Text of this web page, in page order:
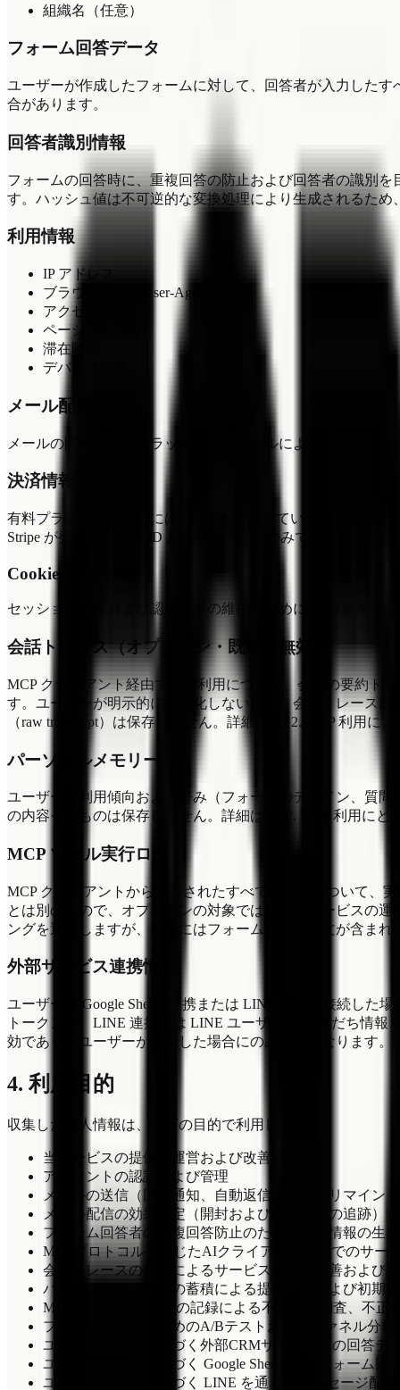
組織名（任意）
フォーム回答データ
ユーザーが作成したフォームに対して、回答者が入力した
合があります。
回答者識別情報
フォームの回答時に、重複回答の防止および回答者の識別
す。ハッシュ値は不可逆的な変換処理により生成されるた
利用情報
IP アドレス
ブラウザ情報（User-Agent）
アクセス日時
ページ閲覧履歴
滞在時間
デバイス情報
メール配信情報
メールの開封日時（トラッキングピクセルによる検知）、
決済情報
有料プランのお支払いには Stripe を利用しています。クレ
Stripe が発行する顧客 ID および決済履歴のみです。
Cookie
セッション管理および認証状態の維持のために Cookie を使
会話トレース（オプトイン・既定は無効）
MCP クライアント経由でのご利用について、会話の要約ト
す。ユーザーが明示的に有効化しない限り、会話トレース
（raw transcript）は保存しません。詳細は「12. MCP 利用に
パーソナルメモリー
ユーザーの利用傾向および好み（フォームのデザイン、質
の内容そのものは保存しません。詳細は「12. MCP 利用にと
MCP ツール実行ログ
MCP クライアントから実行されたすべての操作について、
とは別のもので、オプトインの対象ではなく、サービスの
ングを適用しますが、出力にはフォーム回答の本文が含ま
外部サービス連携情報
ユーザーが Google Sheets 連携または LINE 連携を接続した
トークンを、LINE 連携では LINE ユーザー ID、友だち情
効であり、ユーザーが接続した場合にのみ有効になります。
4. 利用目的
収集した個人情報は、以下の目的で利用します。
当サービスの提供、運営および改善
アカウントの認証および管理
メールの送信（回答通知、自動返信メール、リマイン
メール配信の効果測定（開封およびクリックの追跡）
フォーム回答者の重複回答防止のための識別情報の生
MCPプロトコルを通じたAIクライアント経由でのサー
会話トレースの保存によるサービス品質の改善および
パーソナルメモリーの蓄積による提案内容および初期
MCP ツール実行ログの記録による不具合の調査、不
フォームの改善のためのA/Bテストおよびファネル分析
ユーザーの指示に基づく外部CRMサービスへの回答デ
ユーザーの指示に基づく Google Sheets へのフォーム回
ユーザーの指示に基づく LINE を通じたメッセージ配